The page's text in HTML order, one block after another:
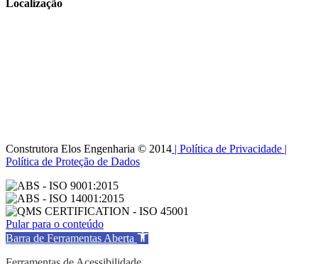
Localização
Construtora Elos Engenharia © 2014 | Política de Privacidade |
Política de Proteção de Dados
Pular para o conteúdo
Barra de Ferramentas Aberta